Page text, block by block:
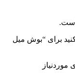
برای “بوش میل